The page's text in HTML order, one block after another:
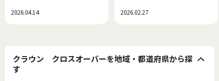
2026.04.14 2026.02.27
クラウン クロスオーバーを地域・都道府県から探
す